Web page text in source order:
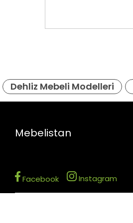
Dehliz Mebeli Modelleri
Mebelistan
Facebook Instagram